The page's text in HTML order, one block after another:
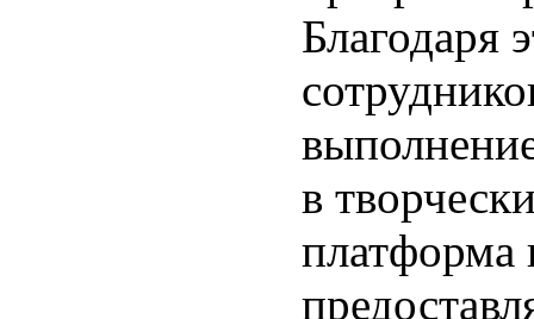
Благодаря
в
платформа